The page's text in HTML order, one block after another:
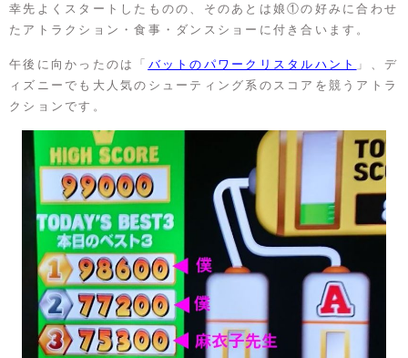
幸先よくスタートしたものの、そのあとは娘①の好みに合わせ
たアトラクション・食事・ダンスショーに付き合います。
午後に向かったのは「 バットのパワークリスタルハント 」、デ
ィズニーでも大人気のシューティング系のスコアを競うアトラ
クションです。